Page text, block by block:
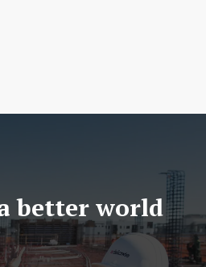
better world